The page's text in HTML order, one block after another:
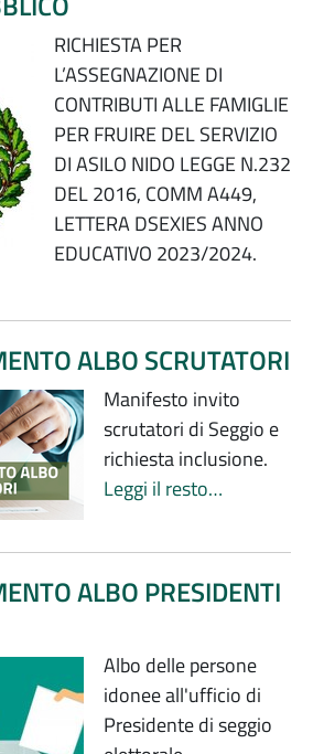
RICHIESTA PER
L’ASSEGNAZIONE DI
CONTRIBUTI ALLE FAMIGLIE
PER FRUIRE DEL SERVIZIO
DI ASILO NIDO LEGGE N.232
DEL 2016, COMM A449,
LETTERA DSEXIES ANNO
EDUCATIVO 2023/2024.
ALBO SCRUTATORI
Manifesto invito
scrutatori di Seggio e
richiesta inclusione.
Leggi il resto…
ALBO PRESIDENTI
Albo delle persone
idonee all'ufficio di
Presidente di seggio